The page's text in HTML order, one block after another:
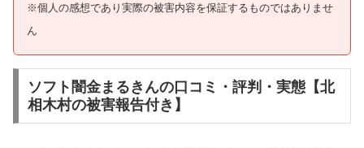
※個人の感想であり実際の被害内容を保証するものではありませ
ん
ソフト闇金まるきんの口コミ・評判・実態【北
相木村の被害報告付き】